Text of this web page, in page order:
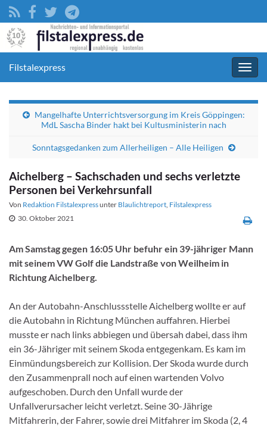
Filstalexpress
Mangelhafte Unterrichtsversorgung im Kreis Göppingen:
MdL Sascha Binder hakt bei Kultusministerin nach
Sonntagsgedanken zum Allerheiligen – Alle Heiligen
Aichelberg – Sachschaden und sechs verletzte
Personen bei Verkehrsunfall
Von Redaktion Filstalexpressunter Blaulichtreport, Filstalexpress
30. Oktober 2021
Am Samstag gegen 16:05 Uhr befuhr ein 39-jähriger Mann
mit seinem VW Golf die Landstraße von Weilheim in
Richtung Aichelberg.
An der Autobahn-Anschlussstelle Aichelberg wollte er auf
die Autobahn in Richtung München auffahren. Hierbei
musste er nach links abbiegen und übersah dabei, dass ihm
ein 36-Jähriger mit seinem Skoda entgegenkam. Es kam im
Einmündungsbereich zur Kollision. Der Skoda wurde durch
den Zusammenprall noch auf einen wartenden Volvo
aufgeschoben. Durch den Unfall wurde der
Unfallverursacher leicht verletzt. Seine 30-Jährige
Mitfahrerin, der Fahrer, sowie drei Mitfahrer im Skoda (2, 4